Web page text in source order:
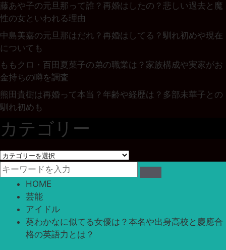
藤あや子の元旦那って誰？再婚はしたの？悲しい過去と魔
性の女といわれる理由
中島美嘉の元旦那はだれ？再婚はしてる？馴れ初めや現在
についても
ももクロ・百田夏菜子の弟の職業は？家族構成や実家がお
金持ちの噂を調査
熊田貴樹は再婚って本当？年齢や経歴は？多部未華子との
馴れ初めも
カテゴリー
カ
テ
ゴ
HOME
芸能
アイドル
葵わかなに似てる女優は？本名や出身高校と慶應合
格の英語力とは？